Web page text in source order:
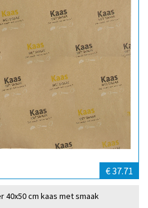
€ 37.71
40x50 cm kaas met smaak